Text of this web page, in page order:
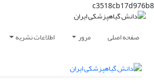
c3518cb17d976b8
صفحه اصلی مرور اطلاعات نشریه